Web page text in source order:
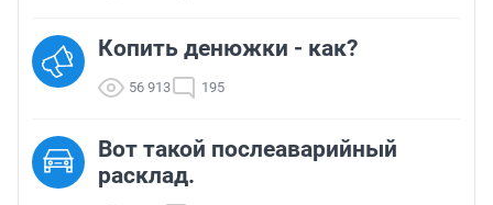
Копить денюжки - как?
56 913 195
Вот такой послеаварийный
расклад.